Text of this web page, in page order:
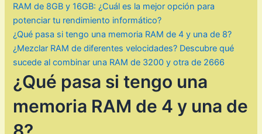
RAM de 8GB y 16GB: ¿Cuál es la mejor opción para
potenciar tu rendimiento informático?
¿Qué pasa si tengo una memoria RAM de 4 y una de 8?
¿Mezclar RAM de diferentes velocidades? Descubre qué
sucede al combinar una RAM de 3200 y otra de 2666
¿Qué pasa si tengo una
memoria RAM de 4 y una de